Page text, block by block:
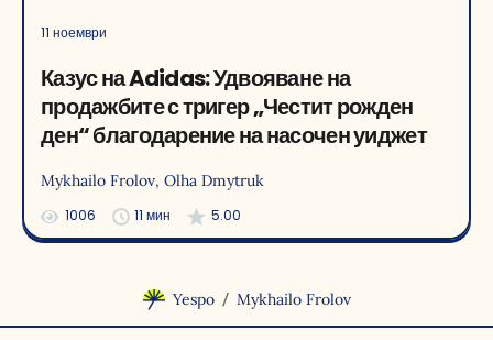
11 ноември
Казус на Adidas: Удвояване на
продажбите с тригер „Честит рожден
ден“ благодарение на насочен уиджет
Mykhailo Frolov, Olha Dmytruk
1006 11 мин 5.00
Yespo / Mykhailo Frolov